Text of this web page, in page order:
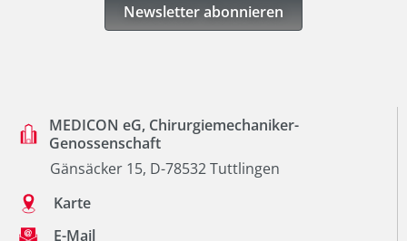
Newsletter abonnieren
MEDICON eG, Chirurgiemechaniker-
Genossenschaft
Gänsäcker 15, D-78532 Tuttlingen
Karte
E-Mail